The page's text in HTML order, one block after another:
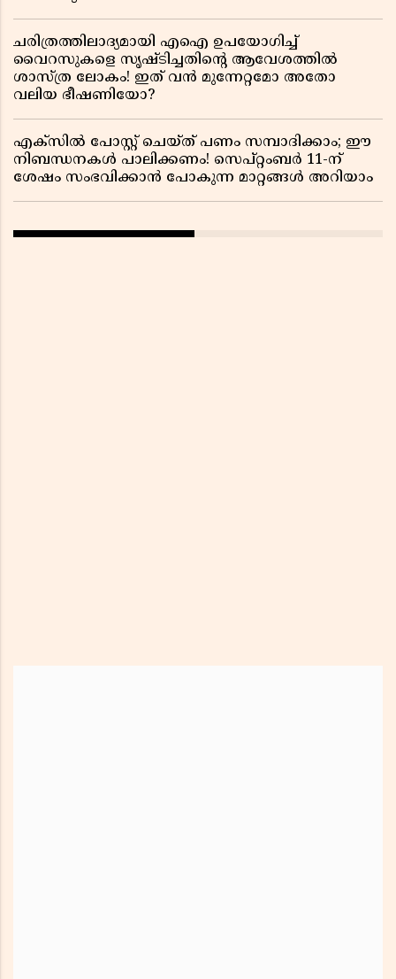
ചരിത്രത്തിലാദ്യമായി എഐ ഉപയോഗിച്ച്
വൈറസുകളെ സൃഷ്ടിച്ചതിന്റെ ആവേശത്തിൽ
ശാസ്ത്ര ലോകം! ഇത് വൻ മുന്നേറ്റമോ അതോ
വലിയ ഭീഷണിയോ?
എക്സിൽ പോസ്റ്റ് ചെയ്ത് പണം സമ്പാദിക്കാം; ഈ
നിബന്ധനകൾ പാലിക്കണം! സെപ്റ്റംബർ 11-ന്
ശേഷം സംഭവിക്കാൻ പോകുന്ന മാറ്റങ്ങൾ അറിയാം